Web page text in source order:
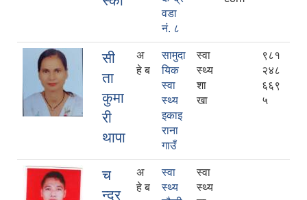
वडा
नं. ८
सी
ता
कुमा
री
थापा
अ
हे ब
सामुदा
यिक
स्वा
स्थ्य
इकाइ
राना
गाउँ
स्वा
स्थ्य
शा
खा
९८१
२४८
६६९
५
च
न्द्र
अ
हे ब
स्वा
स्थ्य
स्वा
स्थ्य